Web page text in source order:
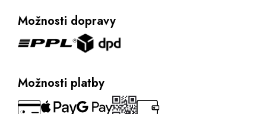
Možnosti dopravy
Možnosti platby